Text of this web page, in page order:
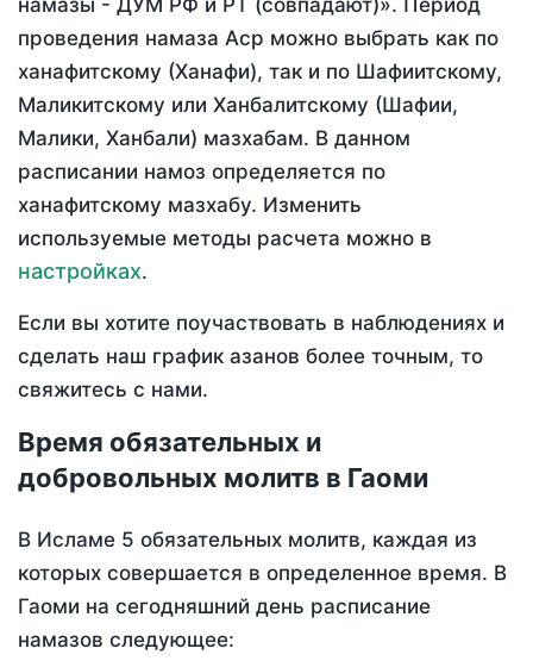
намазы - ДУМ РФ и РТ (совпадают)». Период
проведения намаза Аср можно выбрать как по
ханафитскому (Ханафи), так и по Шафиитскому,
Маликитскому или Ханбалитскому (Шафии,
Малики, Ханбали) мазхабам. В данном
расписании намоз определяется по
ханафитскому мазхабу. Изменить
используемые методы расчета можно в
настройках.
Если вы хотите поучаствовать в наблюдениях и
сделать наш график азанов более точным, то
свяжитесь с нами.
Время обязательных и
добровольных молитв в Гаоми
В Исламе 5 обязательных молитв, каждая из
которых совершается в определенное время. В
Гаоми на сегодняшний день расписание
намазов следующее: